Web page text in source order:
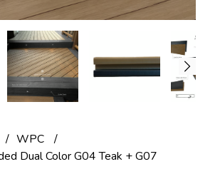
WPC
Dual Color G04 Teak + G07